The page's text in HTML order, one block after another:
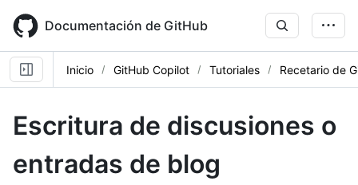
main
content
Documentación de GitHub
Inicio GitHub Copilot Tutoriales Recetario de
Escritura de discusiones o
entradas de blog